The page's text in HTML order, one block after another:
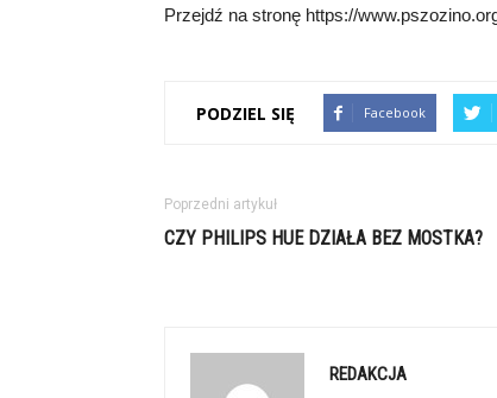
Przejdź na stronę https://
PODZIEL SIĘ Facebook
Poprzedni artykuł
CZY PHILIPS HUE DZIAŁA BEZ MOSTKA?
REDAKCJA